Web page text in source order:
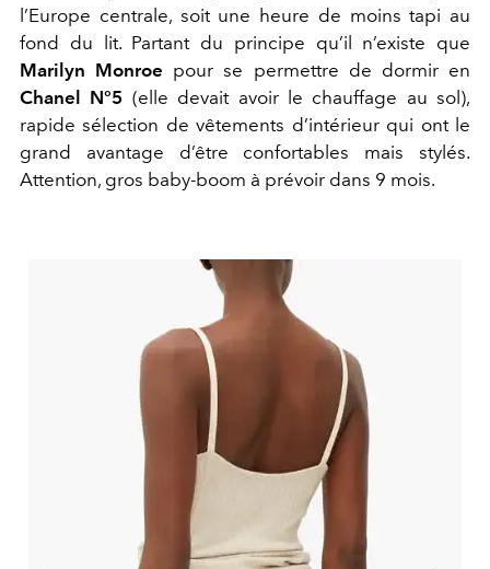
l’Europe centrale, soit une heure de moins tapi au
fond du lit. Partant du principe qu’il n’existe que
Marilyn Monroe pour se permettre de dormir en
Chanel N°5 (elle devait avoir le chauffage au sol),
rapide sélection de vêtements d’intérieur qui ont le
grand avantage d’être confortables mais stylés.
Attention, gros baby-boom à prévoir dans 9 mois.